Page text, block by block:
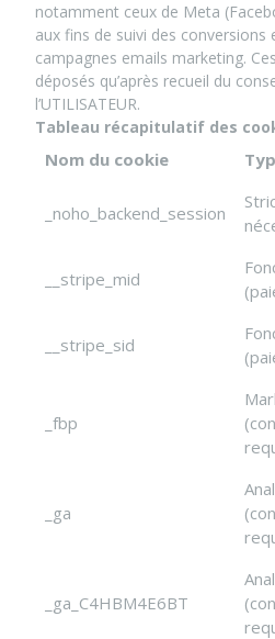
notamment ceux de Meta
aux fins de suivi des conversions
campagnes emails marketing.
déposés qu’après recueil du
l’UTILISATEUR.
Tableau récapitulatif des
Nom du cookie
_noho_backend_session
__stripe_mid
__stripe_sid
_fbp
_ga
_ga_C4HBM4E6BT